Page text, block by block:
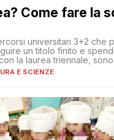
Come fare la
universitari 3+2 che
un titolo finito e
la laurea triennale,
gli studenti una volta
E SCIENZE